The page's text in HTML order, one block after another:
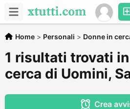
Home > Personali > Donne in
1 risultati trovati
cerca di Uomini,
Crea